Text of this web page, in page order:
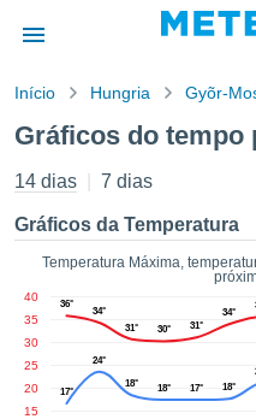
da
foi
por
para
que as
a este
das
Início Hungria Gyõr-
Gráficos do tempo
14 dias 7 dias
Gráficos da Temperatura
Temperatura Máxima,
15
20
25
30
35
40
36°
34°
31°
30° 31°
34°
17°
24°
18° 18° 17° 18°